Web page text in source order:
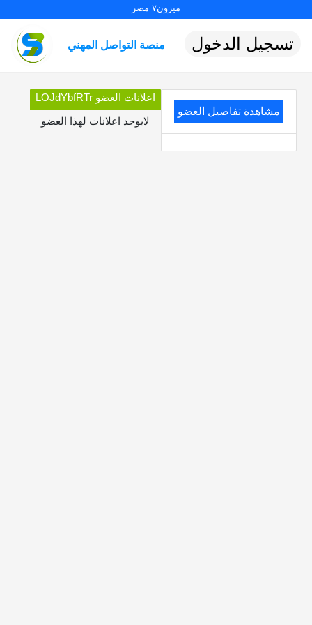
ميزون٧ مصر
منصة التواصل المهني تسجيل الدخول
مشاهدة تفاصيل العضو
اعلانات العضو LOJdYbfRTr
لايوجد اعلانات لهذا العضو